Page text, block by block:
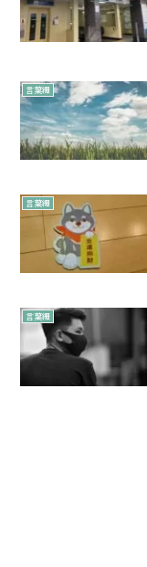
言葉綴
言葉綴
言葉綴